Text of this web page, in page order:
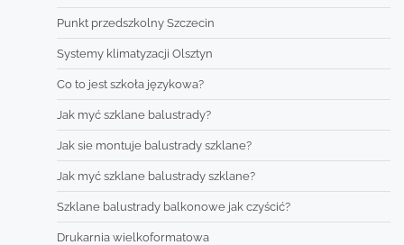
Punkt przedszkolny Szczecin
Systemy klimatyzacji Olsztyn
Co to jest szkoła językowa?
Jak myć szklane balustrady?
Jak sie montuje balustrady szklane?
Jak myć szklane balustrady szklane?
Szklane balustrady balkonowe jak czyścić?
Drukarnia wielkoformatowa